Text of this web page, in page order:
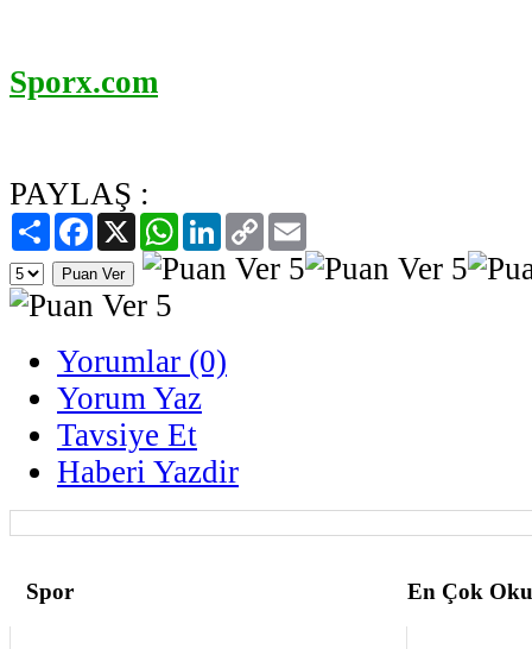
Sporx.com
PAYLAŞ :
PaylaşFacebook
X WhatsAppLinkedIn
Copy
Link
Yorumlar (0)
Yorum Yaz
Tavsiye Et
Haberi Yazdir
Spor En Çok